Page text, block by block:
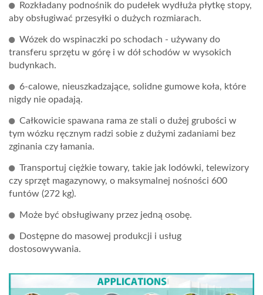
Rozkładany podnośnik do pudełek wydłuża płytkę stopy,
aby obsługiwać przesyłki o dużych rozmiarach.
Wózek do wspinaczki po schodach - używany do
transferu sprzętu w górę i w dół schodów w wysokich
budynkach.
6-calowe, nieuszkadzające, solidne gumowe koła, które
nigdy nie opadają.
Całkowicie spawana rama ze stali o dużej grubości w
tym wózku ręcznym radzi sobie z dużymi zadaniami bez
zginania czy łamania.
Transportuj ciężkie towary, takie jak lodówki, telewizory
czy sprzęt magazynowy, o maksymalnej nośności 600
funtów (272 kg).
Może być obsługiwany przez jedną osobę.
Dostępne do masowej produkcji i usług
dostosowywania.